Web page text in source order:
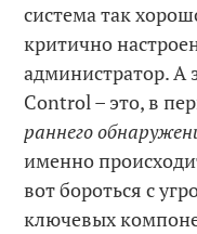
система так
критично
администратор. А
Control – это, в
раннего
именно
вот бороться с
ключевых